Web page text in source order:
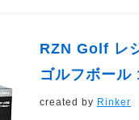
RZN Golf レ
ゴルフボール
created by Rinker